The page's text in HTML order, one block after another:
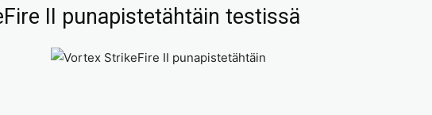
II punapistetähtäin testissä